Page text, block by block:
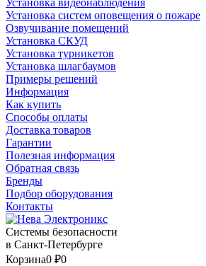
Установка видеонаблюдения
Установка систем оповещения о пожаре
Озвучивание помещений
Установка СКУД
Установка турникетов
Установка шлагбаумов
Примеры решений
Информация
Как купить
Способы оплаты
Доставка товаров
Гарантии
Полезная информация
Обратная связь
Бренды
Подбор оборудования
Контакты
Системы безопасности
в Санкт-Петербурге
Корзина0 ₽0